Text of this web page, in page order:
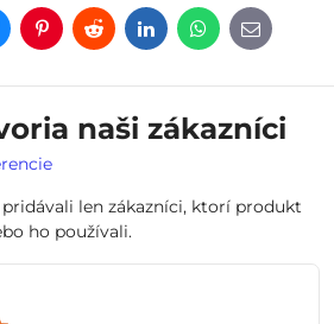
PinterestRedditLinkedInWhatsApp
E-
mail
naši zákazníci
len zákazníci, ktorí produkt
ho používali.